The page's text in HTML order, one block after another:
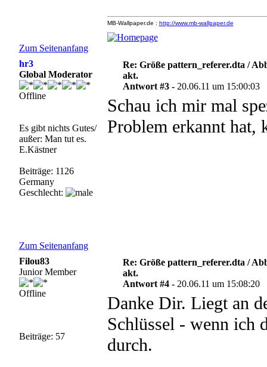
Zum Seitenanfang
MB-Wallpaper.de : http://www.mb-wallpaper.de
hr3
Global Moderator
Offline
Es gibt nichts Gutes/
außer: Man tut es.
E.Kästner
Beiträge: 1126
Germany
Geschlecht:
Re: Größe pattern_referer.dta /
akt.
Antwort #3 - 20.06.11 um 15:00:03
Schau ich mir mal
Problem erkannt hat,
Zum Seitenanfang
Filou83
Junior Member
Offline
Beiträge: 57
Re: Größe pattern_referer.dta /
akt.
Antwort #4 - 20.06.11 um 15:08:20
Danke Dir. Liegt an
Schlüssel - wenn ich
durch.